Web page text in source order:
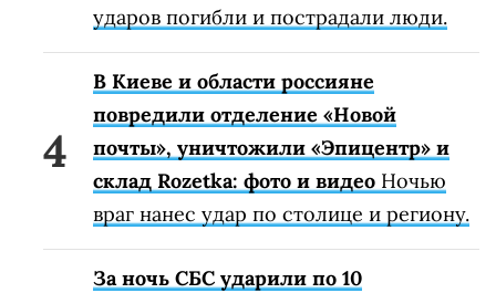
ударов погибли и пострадали люди.
В Киеве и области россияне
повредили отделение «Новой
почты», уничтожили «Эпицентр» и
склад Rozetka: фото и видео Ночью
враг нанес удар по столице и региону.
За ночь СБС ударили по 10